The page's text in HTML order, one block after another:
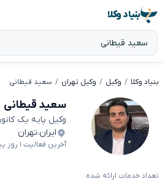
بنیاد وکلا
بنیاد وکلا وکیل وکیل تهران سعید قیطانی
سعید قیطانی
وکیل پایه یک
ایران،تهران
آخرین فعالیت ۱ روز پیش
تعداد خدمات ارائه شده